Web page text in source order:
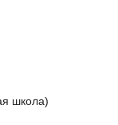
школа)